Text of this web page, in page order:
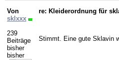
Von
sklxxx
239
Beiträge
bisher
bisher
re: Kleiderordnung für
Stimmt. Eine gute Sklavin